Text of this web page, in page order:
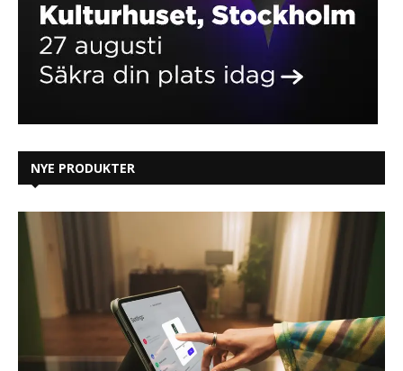
NYE PRODUKTER